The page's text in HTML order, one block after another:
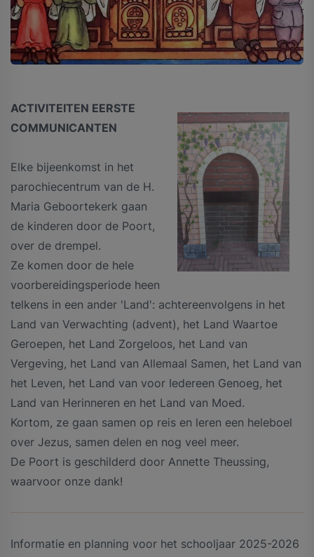
ACTIVITEITEN EERSTE
COMMUNICANTEN
Elke bijeenkomst in het
parochiecentrum van de H.
Maria Geboortekerk gaan
de kinderen door de Poort,
over de drempel.
Ze komen door de hele
voorbereidingsperiode heen
telkens in een ander 'Land': achtereenvolgens in het
Land van Verwachting (advent), het Land Waartoe
Geroepen, het Land Zorgeloos, het Land van
Vergeving, het Land van Allemaal Samen, het Land van
het Leven, het Land van voor Iedereen Genoeg, het
Land van Herinneren en het Land van Moed.
Kortom, ze gaan samen op reis en leren een heleboel
over Jezus, samen delen en nog veel meer.
De Poort is geschilderd door Annette Theussing,
waarvoor onze dank!
Informatie en planning voor het schooljaar 2025-2026